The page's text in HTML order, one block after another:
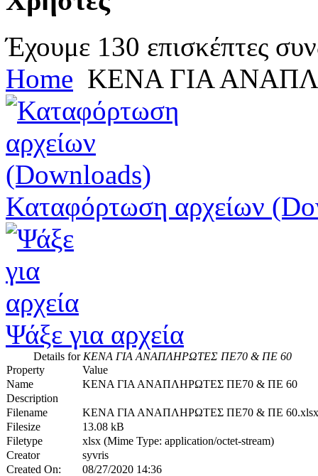
Έχουμε 130 επισκέπτες
Home ΚΕΝΑ ΓΙΑ
Καταφόρτωση αρχείων
Ψάξε για αρχεία
Details forΚΕΝΑ ΓΙΑ ΑΝΑΠΛΗΡΩΤΕΣ ΠΕ70 & ΠΕ 60
Property
Value
Name
ΚΕΝΑ ΓΙΑ ΑΝΑΠΛΗΡΩΤΕΣ ΠΕ70 & ΠΕ 60
Description
Filename
ΚΕΝΑ ΓΙΑ ΑΝΑΠΛΗΡΩΤΕΣ ΠΕ70 & ΠΕ 60.xlsx
Filesize
13.08 kB
Filetype
xlsx (Mime Type: application/octet-stream)
Creator
syvris
Created On:
08/27/2020 14:36